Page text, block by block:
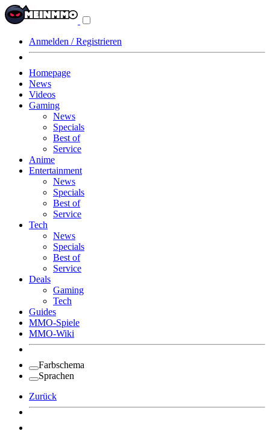
Anmelden / Registrieren
Homepage
News
Videos
Gaming
News
Specials
Best of
Service
Anime
Entertainment
News
Specials
Best of
Service
Tech
News
Specials
Best of
Service
Deals
Gaming
Tech
Guides
MMO-Spiele
MMO-Wiki
Farbschema
Sprachen
Zurück